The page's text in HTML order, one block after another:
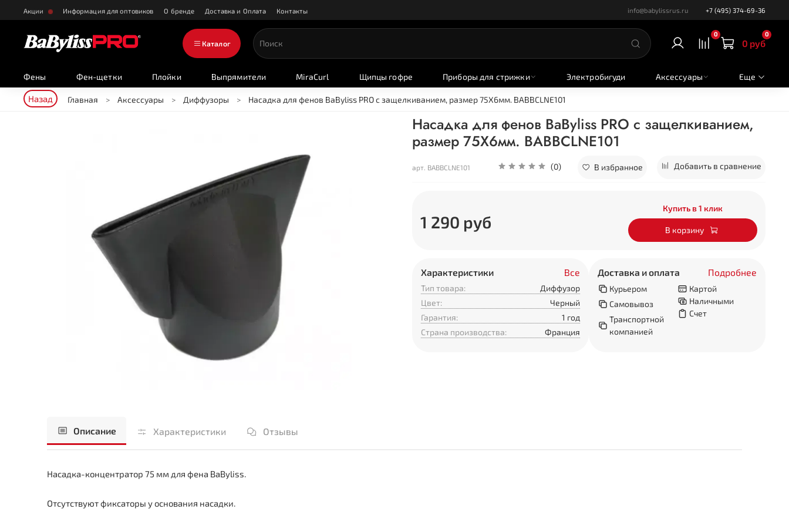
Акции Информация для оптовиков О бренде Доставка и Оплата Контакты info@babylissrus.ru +7 (495) 374-69-36
Каталог
0 0
0 руб
Фены Фен-щетки Плойки Выпрямители MiraCurl Щипцы гофре Приборы для стрижки Электробигуди Аксессуары Еще
Назад Главная Аксессуары Диффузоры Насадка для фенов BaByliss PRO с защелкиванием, размер 75Х6мм. BABBCLNE101
арт. BABBCLNE101 (0) В избранное Добавить в сравнение
Насадка для фенов BaByliss PRO с защелкиванием,
размер 75Х6мм. BABBCLNE101
1 290 руб
Купить в 1 клик
В корзину
Характеристики Все
Тип товара:
Диффузор
Цвет:
Черный
Гарантия:
1 год
Страна производства:
Франция
Доставка и оплата Подробнее
Курьером
Самовывоз
Транспортной
компанией
Картой
Наличными
Счет
Описание Характеристики Отзывы
Насадка-концентратор 75 мм для фена BaByliss.
Отсутствуют фиксаторы у основания насадки.